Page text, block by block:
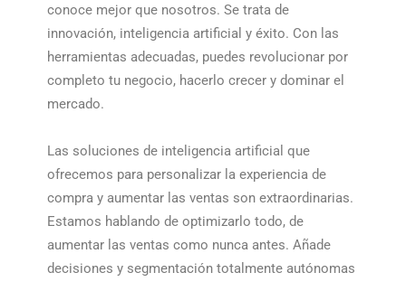
conoce mejor que nosotros. Se trata de
innovación, inteligencia artificial y éxito. Con las
herramientas adecuadas, puedes revolucionar por
completo tu negocio, hacerlo crecer y dominar el
mercado.
Las soluciones de inteligencia artificial que
ofrecemos para personalizar la experiencia de
compra y aumentar las ventas son extraordinarias.
Estamos hablando de optimizarlo todo, de
aumentar las ventas como nunca antes. Añade
decisiones y segmentación totalmente autónomas